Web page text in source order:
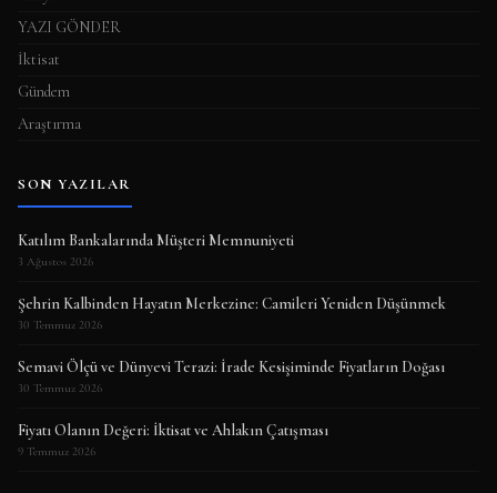
YAZI GÖNDER
İktisat
Gündem
Araştırma
SON YAZILAR
Katılım Bankalarında Müşteri Memnuniyeti
3 Ağustos 2026
Şehrin Kalbinden Hayatın Merkezine: Camileri Yeniden Düşünmek
30 Temmuz 2026
Semavi Ölçü ve Dünyevi Terazi: İrade Kesişiminde Fiyatların Doğası
30 Temmuz 2026
Fiyatı Olanın Değeri: İktisat ve Ahlakın Çatışması
9 Temmuz 2026